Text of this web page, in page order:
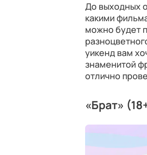
До выходных
какими
можно будет
уикенд вам
знаменитой
отлично
«Брат»